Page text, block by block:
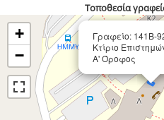
Τοποθεσία
Γραφείο: 141Β-
Κτίριο
Α' Όροφος
+
−